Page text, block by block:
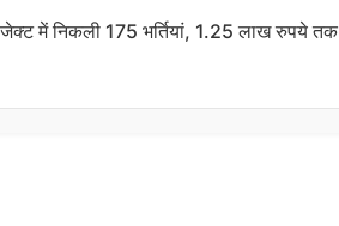
में निकली 175 भर्तियां, 1.25 लाख रुपये तक